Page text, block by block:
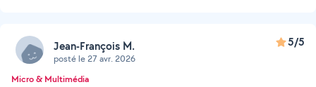
Jean-François M.
posté le 27 avr. 2026
5/5
Micro & Multimédia